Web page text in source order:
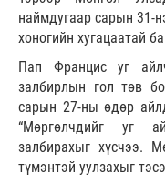
наймдугаар сарын 31-
хоногийн хугацаатай
Пап Францис уг
залбирлын гол төв
сарын 27-ны өдөр
“Мөргөлчдийг уг
залбирахыг хүсчээ.
түмэнтэй уулзахыг